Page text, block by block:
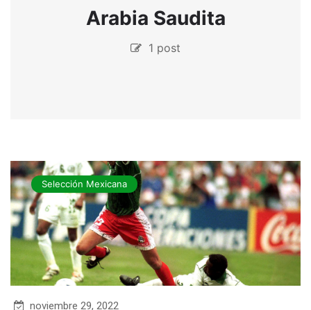
Arabia Saudita
1 post
Selección Mexicana
noviembre 29, 2022